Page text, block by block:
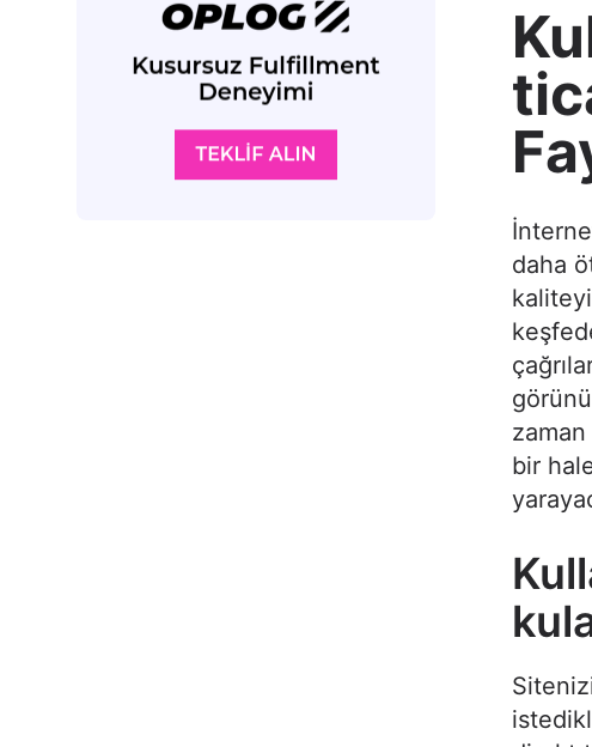
daha
bir